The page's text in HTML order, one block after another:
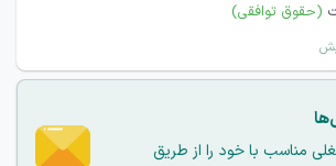
(حقوق توافقی)
مناسب با خود را از طریق